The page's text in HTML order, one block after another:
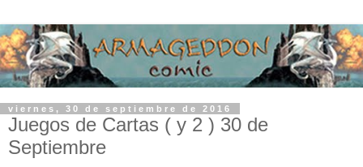
viernes, 30 de septiembre de 2016
Juegos de Cartas ( y 2 ) 30 de
Septiembre